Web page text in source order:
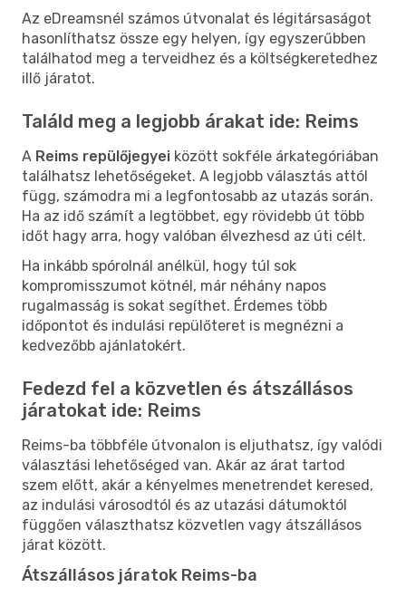
Az eDreamsnél számos útvonalat és légitársaságot
hasonlíthatsz össze egy helyen, így egyszerűbben
találhatod meg a terveidhez és a költségkeretedhez
illő járatot.
Találd meg a legjobb árakat ide: Reims
A Reims repülőjegyei között sokféle árkategóriában
találhatsz lehetőségeket. A legjobb választás attól
függ, számodra mi a legfontosabb az utazás során.
Ha az idő számít a legtöbbet, egy rövidebb út több
időt hagy arra, hogy valóban élvezhesd az úti célt.
Ha inkább spórolnál anélkül, hogy túl sok
kompromisszumot kötnél, már néhány napos
rugalmasság is sokat segíthet. Érdemes több
időpontot és indulási repülőteret is megnézni a
kedvezőbb ajánlatokért.
Fedezd fel a közvetlen és átszállásos
járatokat ide: Reims
Reims-ba többféle útvonalon is eljuthatsz, így valódi
választási lehetőséged van. Akár az árat tartod
szem előtt, akár a kényelmes menetrendet keresed,
az indulási városodtól és az utazási dátumoktól
függően választhatsz közvetlen vagy átszállásos
járat között.
Átszállásos járatok Reims-ba